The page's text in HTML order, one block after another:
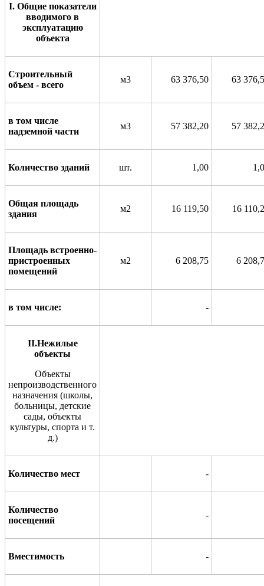
I. Общие показатели
вводимого в
эксплуатацию
объекта
Строительный
объем - всего
м3 63 376,50 63
в том числе
надземной части
м3 57 382,20 57
Количество зданий шт. 1,00
Общая площадь
здания
м2 16 119,50 16
Площадь встроенно-
пристроенных
помещений
м2 6 208,75 6
в том числе: -
II.Нежилые
объекты
Объекты
непроизводственного
назначения (школы,
больницы, детские
сады, объекты
культуры, спорта и т.
д.)
Количество мест -
Количество
посещений
-
Вместимость -